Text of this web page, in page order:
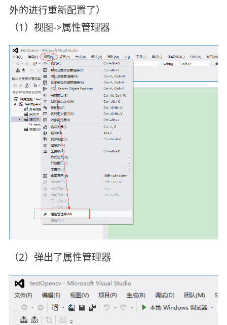
外的进行重新配置了）
（1）视图->属性管理器
（2）弹出了属性管理器